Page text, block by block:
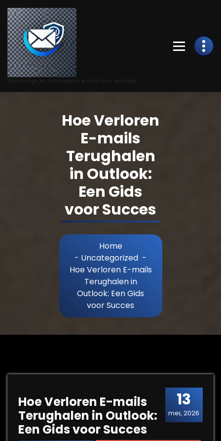
Skip
to
Content
Hoe Verloren
E-mails
Terughalen
in Outlook:
Een Gids
voor Succes
Home
- Uncategorized -
Hoe Verloren E-mails
Terughalen in
Outlook: Een Gids
voor Succes
13
mei, 2026
Hoe Verloren E-mails
Terughalen in Outlook:
Een Gids voor Succes